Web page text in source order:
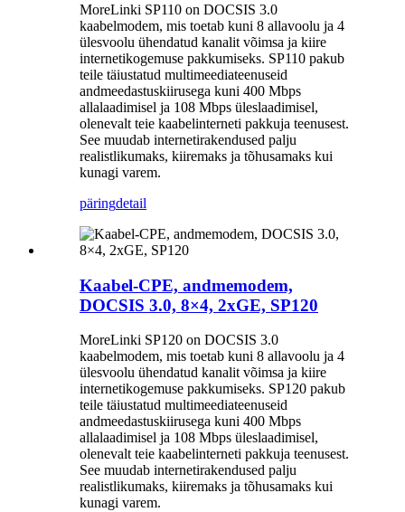
MoreLinki SP110 on DOCSIS 3.0
kaabelmodem, mis toetab kuni 8 allavoolu ja 4
ülesvoolu ühendatud kanalit võimsa ja kiire
internetikogemuse pakkumiseks. SP110 pakub
teile täiustatud multimeediateenuseid
andmeedastuskiirusega kuni 400 Mbps
allalaadimisel ja 108 Mbps üleslaadimisel,
olenevalt teie kaabelinterneti pakkuja teenusest.
See muudab internetirakendused palju
realistlikumaks, kiiremaks ja tõhusamaks kui
kunagi varem.
päringdetail
Kaabel-CPE, andmemodem,
DOCSIS 3.0, 8×4, 2xGE, SP120
MoreLinki SP120 on DOCSIS 3.0
kaabelmodem, mis toetab kuni 8 allavoolu ja 4
ülesvoolu ühendatud kanalit võimsa ja kiire
internetikogemuse pakkumiseks. SP120 pakub
teile täiustatud multimeediateenuseid
andmeedastuskiirusega kuni 400 Mbps
allalaadimisel ja 108 Mbps üleslaadimisel,
olenevalt teie kaabelinterneti pakkuja teenusest.
See muudab internetirakendused palju
realistlikumaks, kiiremaks ja tõhusamaks kui
kunagi varem.